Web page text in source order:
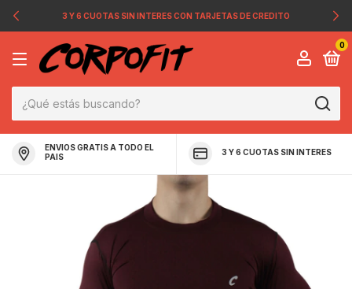
3 Y 6 CUOTAS SIN INTERES CON TARJETAS DE CREDITO
0
ENVIOS GRATIS A TODO EL
PAIS
3 Y 6 CUOTAS SIN INTERES